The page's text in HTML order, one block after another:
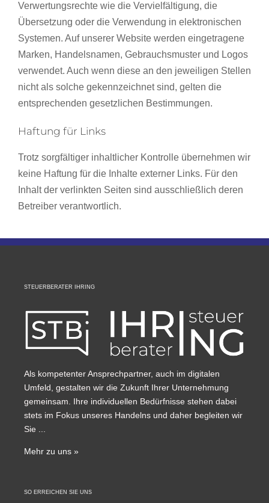
Verwertungsrechte wie die Vervielfältigung, die
Übersetzung oder die Verwendung in elektronischen
Systemen. Auf unserer Website werden eingetragene
Marken, Handelsnamen, Gebrauchsmuster und Logos
verwendet. Auch wenn diese an den jeweiligen Stellen
nicht als solche gekennzeichnet sind, gelten die
entsprechenden gesetzlichen Bestimmungen.
Haftung für Links
Trotz sorgfältiger inhaltlicher Kontrolle übernehmen wir
keine Haftung für die Inhalte externer Links. Für den
Inhalt der verlinkten Seiten sind ausschließlich deren
Betreiber verantwortlich.
STEUERBERATER IHRING
Als kompetenter Ansprechpartner, auch im digitalen
Umfeld, gestalten wir die Zukunft Ihrer Unternehmung
gemeinsam. Ihre individuellen Bedürfnisse stehen dabei
stets im Fokus unseres Handelns und daher begleiten wir
Sie ...
Mehr zu uns »
SO ERREICHEN SIE UNS